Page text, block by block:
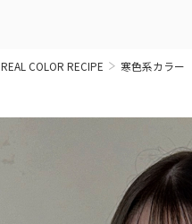
REAL COLOR RECIPE 寒色系カラー